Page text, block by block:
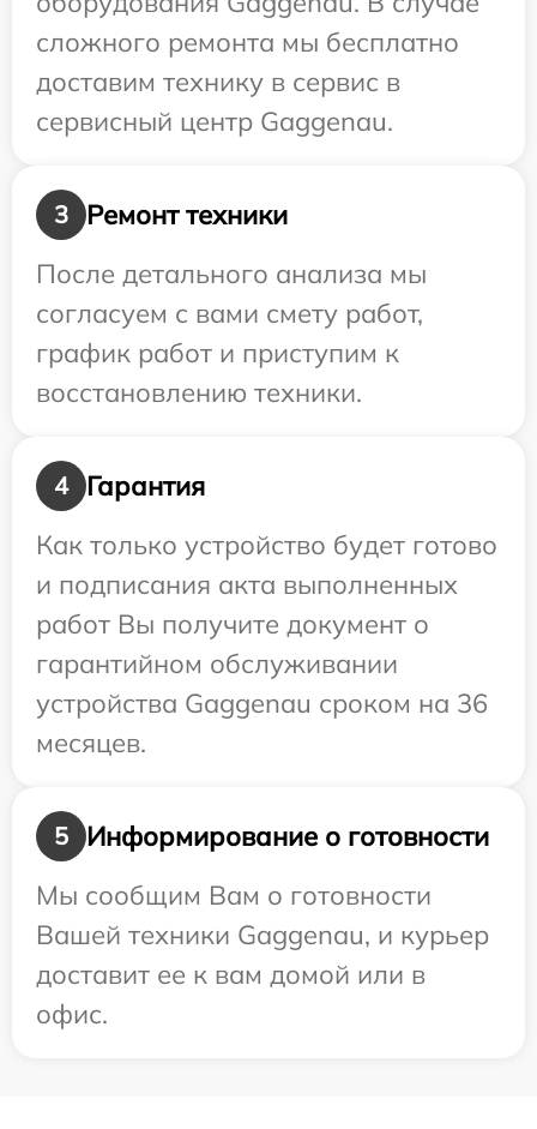
сложного ремонта мы бесплатно
доставим технику в сервис в
сервисный центр Gaggenau.
3
Ремонт техники
После детального анализа мы
согласуем с вами смету работ,
график работ и приступим к
восстановлению техники.
4
Гарантия
Как только устройство будет готово
и подписания акта выполненных
работ Вы получите документ о
гарантийном обслуживании
устройства Gaggenau сроком на 36
месяцев.
5
Информирование о готовности
Мы сообщим Вам о готовности
Вашей техники Gaggenau, и курьер
доставит ее к вам домой или в
офис.